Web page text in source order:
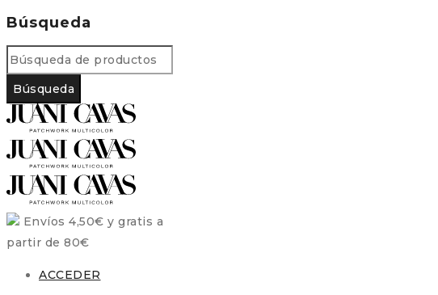
Búsqueda
Envíos 4,50€ y gratis a
partir de 80€
ACCEDER